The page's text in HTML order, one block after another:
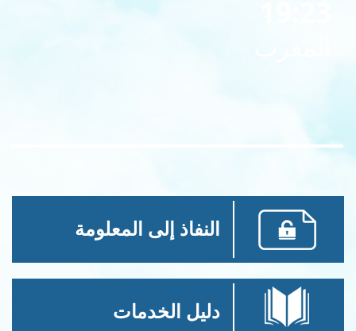
النفاذ إلى المعلومة
دليل الخدمات